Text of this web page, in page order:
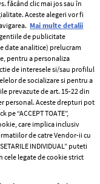
si conditii
de
de cookies
făcând clic mai jos sau în
Aceste alegeri vor fi
Mai multe detalii
de publicitate
date analitice) prelucram
pentru a personaliza
de interesele si/sau profilul
de socializare si pentru a
prevazute de art. 15-22 din
personal. Aceste drepturi pot
pe “ACCEPT TOATE”,
care implica inclusiv
de catre Vendor-ii cu
INDIVIDUAL” puteti
legate de cookie strict